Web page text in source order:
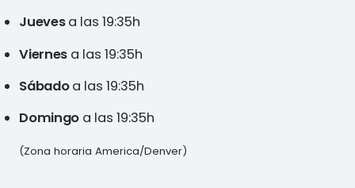
Juevesa las 19:35h
Viernes a las 19:35h
Sábadoa las 19:35h
Domingo a las 19:35h
(Zona horaria America/Denver)